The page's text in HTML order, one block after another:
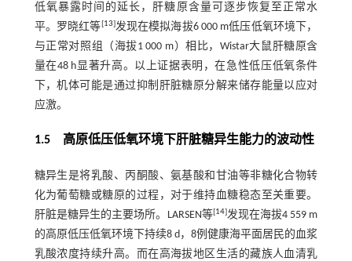
低氧暴露时间的延长，肝糖原含量可逐步恢复至正常水
平。罗晓红等[13]发现在模拟海拔6 000 m低压低氧环境下，
与正常对照组（海拔1 000 m）相比，Wistar大鼠肝糖原含
量在48 h显著升高。以上证据表明，在急性低压低氧条件
下，机体可能是通过抑制肝脏糖原分解来储存能量以应对
应激。
1.5 高原低压低氧环境下肝脏糖异生能力的波动性
糖异生是将乳酸、丙酮酸、氨基酸和甘油等非糖化合物转
化为葡萄糖或糖原的过程，对于维持血糖稳态至关重要。
肝脏是糖异生的主要场所。LARSEN等[14]发现在海拔4 559 m
的高原低压低氧环境下持续8 d，8例健康海平面居民的血浆
乳酸浓度持续升高。而在高海拔地区生活的藏族人血清乳